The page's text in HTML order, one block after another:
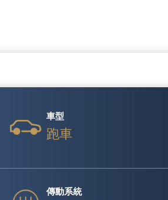
車型
跑車
傳動系統